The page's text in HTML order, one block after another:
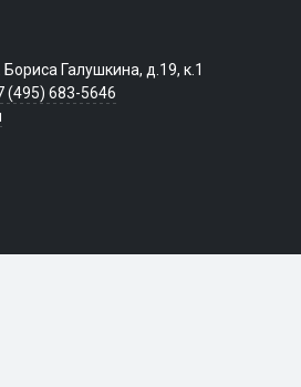
Галушкина, д.19, к.1
(495) 683-5646